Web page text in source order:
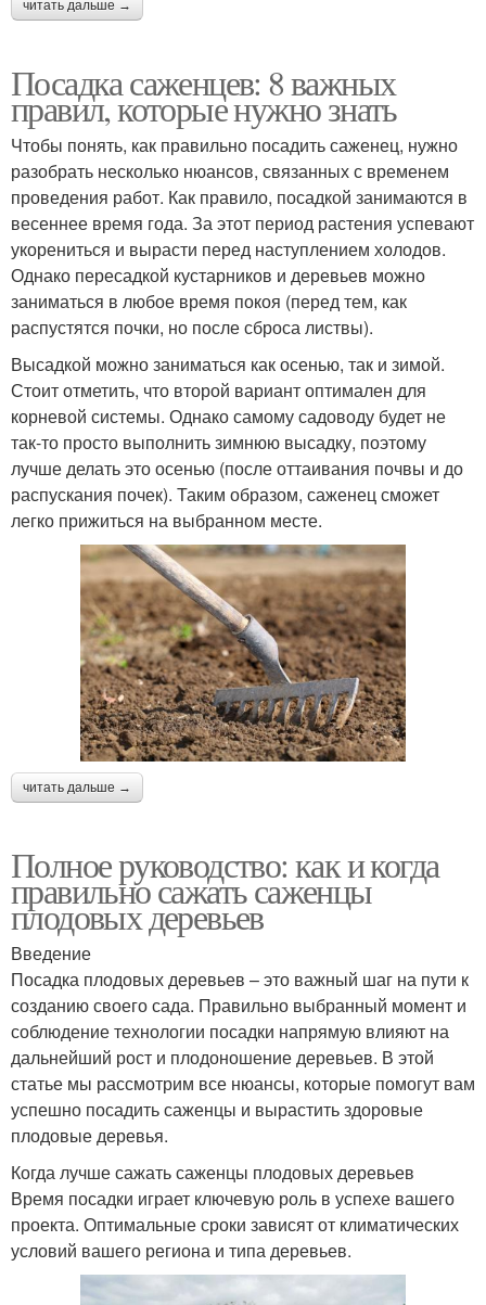
читать дальше →
Посадка саженцев: 8 важных
правил, которые нужно знать
Чтобы понять, как правильно посадить саженец, нужно
разобрать несколько нюансов, связанных с временем
проведения работ. Как правило, посадкой занимаются в
весеннее время года. За этот период растения успевают
укорениться и вырасти перед наступлением холодов.
Однако пересадкой кустарников и деревьев можно
заниматься в любое время покоя (перед тем, как
распустятся почки, но после сброса листвы).
Высадкой можно заниматься как осенью, так и зимой.
Стоит отметить, что второй вариант оптимален для
корневой системы. Однако самому садоводу будет не
так-то просто выполнить зимнюю высадку, поэтому
лучше делать это осенью (после оттаивания почвы и до
распускания почек). Таким образом, саженец сможет
легко прижиться на выбранном месте.
читать дальше →
Полное руководство: как и когда
правильно сажать саженцы
плодовых деревьев
Введение
Посадка плодовых деревьев – это важный шаг на пути к
созданию своего сада. Правильно выбранный момент и
соблюдение технологии посадки напрямую влияют на
дальнейший рост и плодоношение деревьев. В этой
статье мы рассмотрим все нюансы, которые помогут вам
успешно посадить саженцы и вырастить здоровые
плодовые деревья.
Когда лучше сажать саженцы плодовых деревьев
Время посадки играет ключевую роль в успехе вашего
проекта. Оптимальные сроки зависят от климатических
условий вашего региона и типа деревьев.